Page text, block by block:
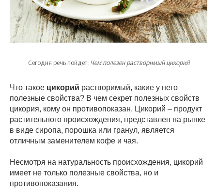
Сегодня речь пойдет: Чем полезен растворимый цикорий
Что такое цикорий растворимый, какие у него
полезные свойства? В чем секрет полезных свойств
цикория, кому он противопоказан. Цикорий – продукт
растительного происхождения, представлен на рынке
в виде сиропа, порошка или гранул, является
отличным заменителем кофе и чая.
Несмотря на натуральность происхождения, цикорий
имеет не только полезные свойства, но и
противопоказания.